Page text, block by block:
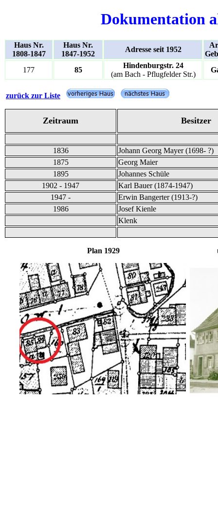
Dokumentation
Haus Nr.
1808-1847
Haus Nr.
1847-1952
Adresse seit 1952
177
85
Hindenburgstr. 24
(am Bach - Pflugfelder Str.)
zurück zur Liste
Zeitraum Besitzer
1836
Johann Georg Mayer (1698- ?)
1875
Georg Maier
1895
Johannes Schüle
1902 - 1947
Karl Bauer (1874-1947)
1947 -
Erwin Bangerter (1913-?)
1986
Josef Kienle
Klenk
Plan 1929 und